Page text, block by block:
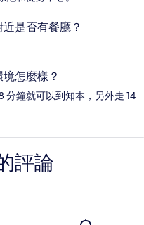
是否有餐廳？
怎麼樣？
分鐘就可以到知本，另外走 14
評論